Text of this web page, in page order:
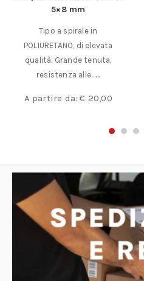
5×8 mm
Tipo a spirale in
POLIURETANO, di elevata
qualità. Grande tenuta,
resistenza alle……
A partire da:€ 20,00